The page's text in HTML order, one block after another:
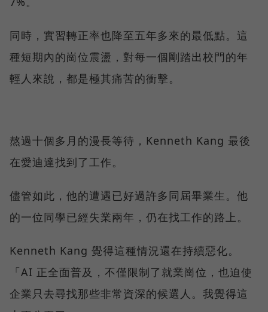
同時，實習轉正率也降至五年多來的最低點。這
種短期內的崗位震盪，對每一個剛踏出校門的年
輕人來說，都是極其痛苦的衝擊。
熬過十個多月的漫長等待，Kenneth Kang 最後
在愛迪達找到了工作。
儘管如此，他的遭遇已好過許多同屆畢業生。他
的一位同學已經失業兩年，仍在找工作的路上。
Kenneth Kang 覺得這種情況還在持續惡化。
「AI 正全面普及，不僅限制了就業崗位，也迫使
企業只去尋找那些非常資深的候選人。我覺得這